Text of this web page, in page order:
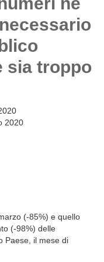
sia troppo
2020
(-85%) e quello
(-98%) delle
Paese, il mese di